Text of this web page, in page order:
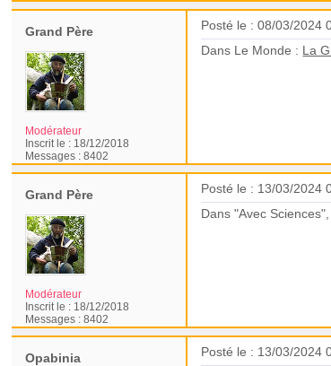
Grand Père
Modérateur
Inscrit le : 18/12/2018
Messages :8402
Posté le : 08/03/2024
Dans Le Monde : La
Grand Père
Modérateur
Inscrit le : 18/12/2018
Messages :8402
Posté le : 13/03/2024
Dans "Avec
Opabinia
Posté le : 13/03/2024